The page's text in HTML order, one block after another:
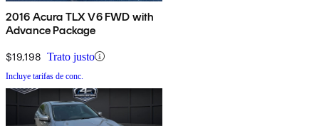
2016 Acura TLX V6 FWD with
Advance Package
$19,198 Trato justo
Incluye tarifas de conc.